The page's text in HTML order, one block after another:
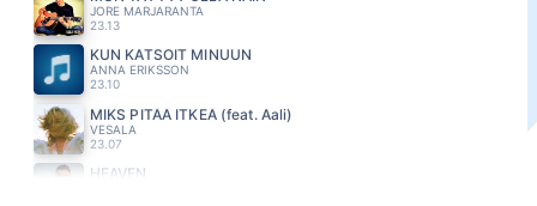
JORE MARJARANTA
23.13
KUN KATSOIT MINUUN
ANNA ERIKSSON
23.10
MIKS PITÄÄ ITKEÄ (feat. Aali)
VESALA
23.07
HEAVEN